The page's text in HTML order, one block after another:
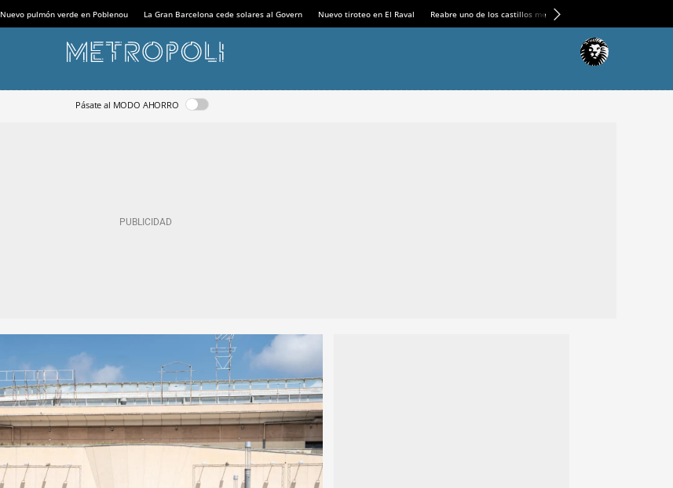
Nuevo pulmón verde en Poblenou La Gran Barcelona cede solares al Govern Nuevo tiroteo en El Raval Reabre uno de los castillos medievales más espectaculares
Pásate al MODO AHORRO